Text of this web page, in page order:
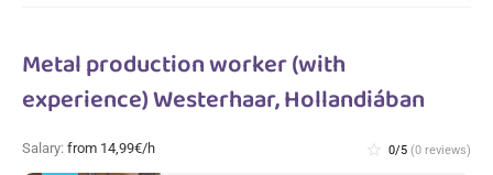
Metal production worker (with
experience) Westerhaar, Hollandiában
Salary: from 14,99€/h star_border 0/5 (0 reviews)